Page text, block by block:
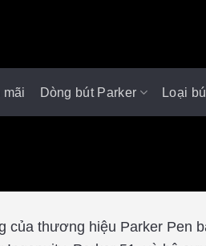
mãi Dòng bút Parker Loại
của thương hiệu Parker Pen